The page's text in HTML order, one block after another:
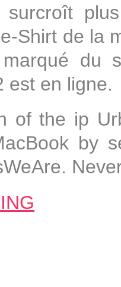
surcroît
Shirt de la
du
est en ligne.
of the ip
by